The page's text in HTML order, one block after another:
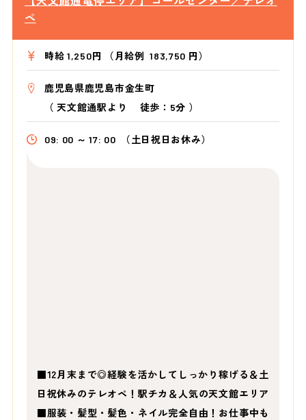
ペ
時給 1,250円 （月給例 183,750 円）
鹿児島県鹿児島市金生町
（ 天文館通駅より 徒歩：5分 ）
09: 00 ～ 17: 00 （土日祝日お休み）
■12月末まで◎経験を活かしてしっかり稼げる＆土
日祝休みのテレオペ！駅チカ＆人気の天文館エリア
■服装・髪型・髪色・ネイル完全自由！お仕事中も